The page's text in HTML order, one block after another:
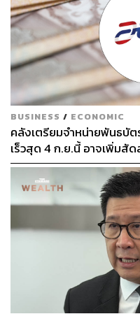
BUSINESS / ECONOMIC
คลังเตรียมจำหน่ายพันธบั
เร็วสุด 4 ก.ย.นี้ อาจเพิ่มสั
First มากขึ้น